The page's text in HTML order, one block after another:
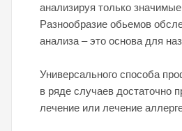
анализируя только
Разнообразие обьемов
анализа – это основа для
Универсального способа
в ряде случаев достаточно
лечение или лечение